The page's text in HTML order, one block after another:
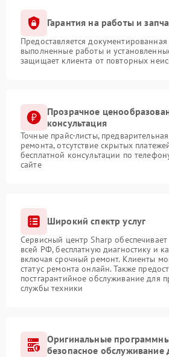
Гарантия на работы и
Предоставляется
выполненные работы и
защищает клиента от повторных
Прозрачное
консультация
Точные прайс-листы,
ремонта, отсутствие скрытых
бесплатной консультации по
сайте
Широкий спектр услуг
Сервисный центр Sharp
всей РФ, бесплатную диагностику и
включая срочный ремонт. Клиенты
статус ремонта онлайн. Также
постгарантийное обслуживание для
службы техники
Оригинальные
безопасное обслуживание